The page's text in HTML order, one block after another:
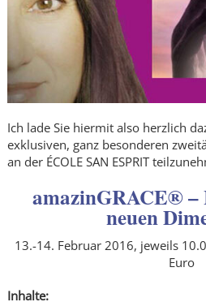
Ich lade Sie hiermit also herzlich
exklusiven, ganz besonderen
an der ÉCOLE SAN ESPRIT
amazinGRACE® –
neuen
13.-14. Februar 2016, jeweils
Euro
Inhalte: